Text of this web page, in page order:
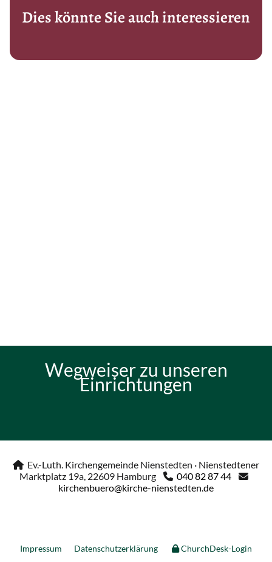
Dies könnte Sie auch interessieren
Wegweiser zu unseren
Einrichtungen
 Ev.-Luth. Kirchengemeinde Nienstedten · Nienstedtener
Marktplatz 19a, 22609 Hamburg
 040 82 87 44 
kirchenbuero@kirche-nienstedten.de
Impressum Datenschutzerklärung ChurchDesk-Login